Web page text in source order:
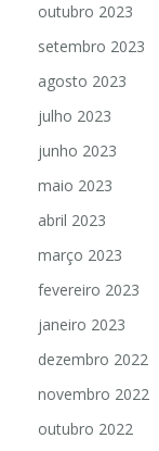
outubro 2023
setembro 2023
agosto 2023
julho 2023
junho 2023
maio 2023
abril 2023
março 2023
fevereiro 2023
janeiro 2023
dezembro 2022
novembro 2022
outubro 2022